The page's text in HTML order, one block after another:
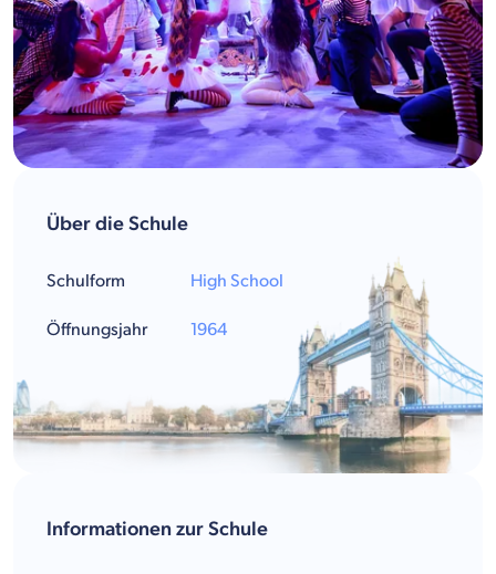
Informationen zur Schule
Über die Schule
Schulform
Öffnungsjahr
High School
1964